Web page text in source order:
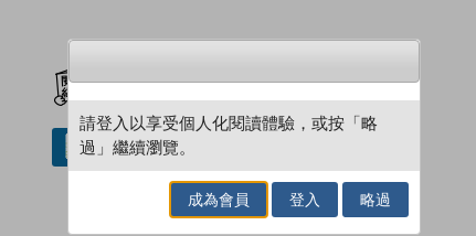
借閱實體書
請登入以享受個人化閱讀體驗，或按「略
過」繼續瀏覽。
成為會員 登入 略過